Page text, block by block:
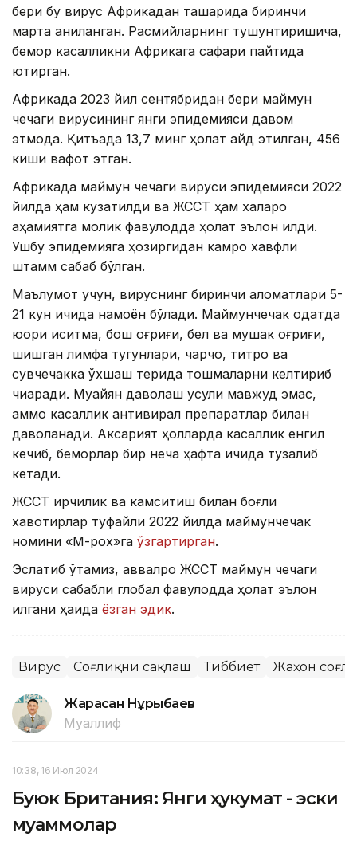
бери бу вирус Африкадан ташқарида биринчи
марта аниқланган. Расмийларнинг тушунтиришича,
бемор касалликни Африкага сафари пайтида
юқтирган.
Африкада 2023 йил сентябридан бери маймун
чечаги вирусининг янги эпидемияси давом
этмоқда. Қитъада 13,7 минг ҳолат қайд этилган, 456
киши вафот этган.
Африкада маймун чечаги вируси эпидемияси 2022
йилда ҳам кузатилди ва ЖССТ ҳам халқаро
аҳамиятга молик фавқулодда ҳолат эълон қилди.
Ушбу эпидемияга ҳозиргидан камроқ хавфли
штамм сабаб бўлган.
Маълумот учун, вируснинг биринчи аломатлари 5-
21 кун ичида намоён бўлади. Маймунчечак одатда
юқори иситма, бош оғриғи, бел ва мушак оғриғи,
шишган лимфа тугунлари, чарчоқ, титроқ ва
сувчечакка ўхшаш терида тошмаларни келтириб
чиқаради. Муайян даволаш усули мавжуд эмас,
аммо касаллик антивирал препаратлар билан
даволанади. Аксарият ҳолларда касаллик енгил
кечиб, беморлар бир неча ҳафта ичида тузалиб
кетади.
ЖССТ ирқчилик ва камситиш билан боғлиқ
хавотирлар туфайли 2022 йилда маймунчечак
номини «М-pox»га ўзгартирган.
Эслатиб ўтамиз, аввалроқ ЖССТ маймун чечаги
вируси сабабли глобал фавқулодда ҳолат эълон
қилгани ҳақида ёзган эдик.
Вирус Соғлиқни сақлаш Тиббиёт Жаҳон
Жарасқан Нұрыбаев
Муаллиф
10:38, 16 Июл 2024
Буюк Британия: Янги ҳукумат - эски
муаммолар